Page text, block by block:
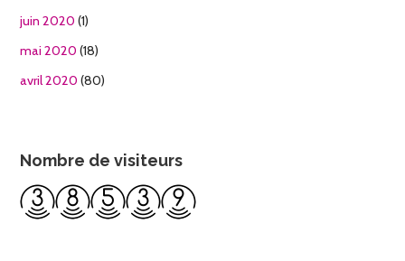
juin 2020 (1)
mai 2020 (18)
avril 2020 (80)
Nombre de visiteurs